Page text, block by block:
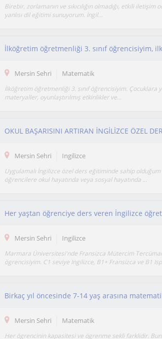
Birebir, zorlamanın ve sıkıcılığın olmadığı, etkili iletişim
yanlısı dil eğitimi sunuyorum. İngil...
Mersin Sehri Matematik
İlköğretim öğretmenliği 3. sınıf öğrencisiyim. Çocuklara
materyaller, oyunlaştırılmış etkinlikler ve...
OKUL BAŞARISINI ARTIRAN İNGİLİZCE ÖZEL
Mersin Sehri Ingilizce
Uygulamalı İngilizce özel ders eğitiminde sahip
öğrencilere okul hayatında veya sosyal hayatında ...
Her yaştan öğrenciye ders veren İngilizce
Mersin Sehri Ingilizce
Marmara Üniversitesi'nde Fransizca Mütercim
ögrencisiyim. C1 seviye Ingilizce, B1+ Fransizca ve B1
Mersin Sehri Matematik
Her ögrencinin kapasitesi ve ögrenme sekli farklidir.